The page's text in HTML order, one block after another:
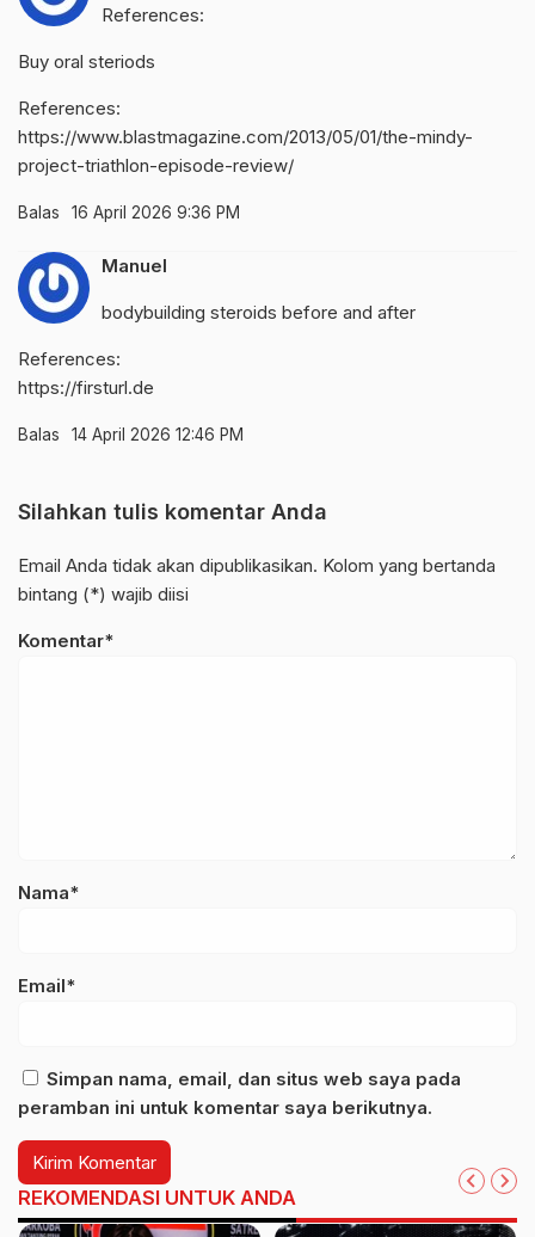
References:
Buy oral steriods
References:
https://www.blastmagazine.com/2013/05/01/the-mindy-
project-triathlon-episode-review/
Balas 16 April 2026 9:36 PM
Manuel
bodybuilding steroids before and after
References:
https://firsturl.de
Balas 14 April 2026 12:46 PM
Silahkan tulis komentar Anda
Email Anda tidak akan dipublikasikan. Kolom yang bertanda
bintang (*) wajib diisi
Komentar*
Nama*
Email*
Simpan nama, email, dan situs web saya pada
peramban ini untuk komentar saya berikutnya.
REKOMENDASI UNTUK ANDA